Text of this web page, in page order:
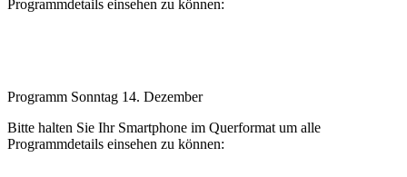
Programmdetails einsehen zu können:
Programm Sonntag 14. Dezember
Bitte halten Sie Ihr Smartphone im Querformat um alle
Programmdetails einsehen zu können: